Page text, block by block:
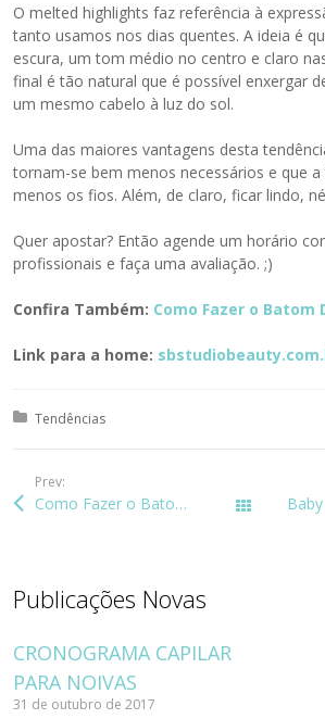
O melted highlights faz referência à
tanto usamos nos dias quentes. A ideia é
escura, um tom médio no centro e claro
final é tão natural que é possível enxergar
um mesmo cabelo à luz do sol.
Uma das maiores vantagens desta
tornam-se bem menos necessários e que
menos os fios. Além, de claro, ficar lindo,
Quer apostar? Então agende um horário
profissionais e faça uma avaliação. ;)
Confira Também: Como Fazer o Batom
Link para a home:
Posted in:
Tendências
Prev:
Como Fazer o Batom Durar Mais? Todos
Publicações Novas
CRONOGRAMA CAPILAR
PARA NOIVAS
31 de outubro de 2017